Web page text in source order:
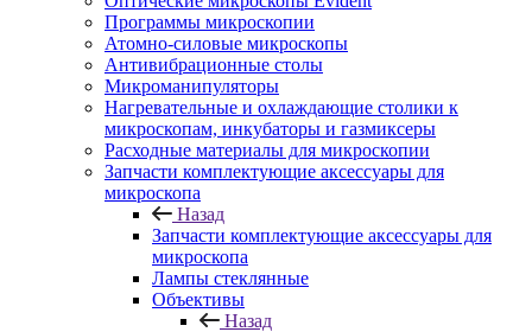
Программы микроскопии
Атомно-силовые микроскопы
Антивибрационные столы
Микроманипуляторы
Нагревательные и охлаждающие столики к
микроскопам, инкубаторы и газмиксеры
Расходные материалы для микроскопии
Запчасти комплектующие аксессуары для
микроскопа
Назад
Запчасти комплектующие аксессуары для
микроскопа
Лампы стеклянные
Объективы
Назад